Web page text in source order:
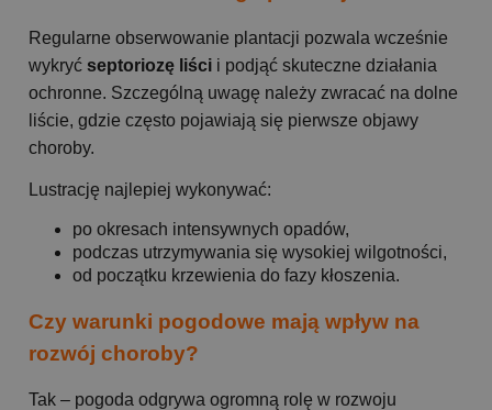
Regularne obserwowanie plantacji pozwala wcześnie
wykryć septoriozę liści i podjąć skuteczne działania
ochronne. Szczególną uwagę należy zwracać na dolne
liście, gdzie często pojawiają się pierwsze objawy
choroby.
Lustrację najlepiej wykonywać:
po okresach intensywnych opadów,
podczas utrzymywania się wysokiej wilgotności,
od początku krzewienia do fazy kłoszenia.
Czy warunki pogodowe mają wpływ na
rozwój choroby?
Tak – pogoda odgrywa ogromną rolę w rozwoju